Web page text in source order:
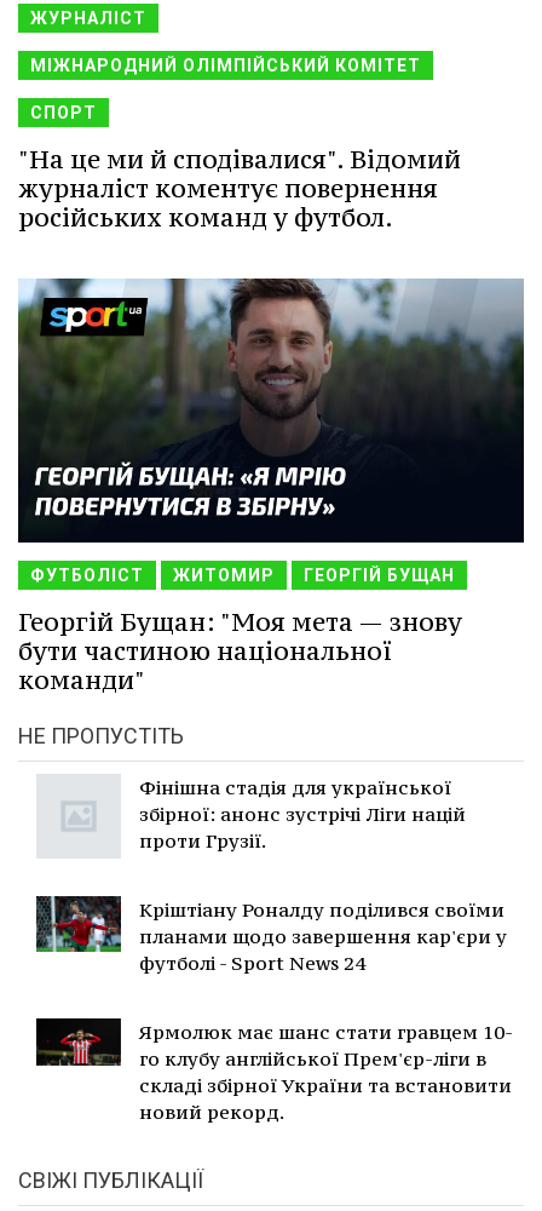
ЖУРНАЛІСТ
МІЖНАРОДНИЙ ОЛІМПІЙСЬКИЙ КОМІТЕТ
СПОРТ
"На це ми й сподівалися". Відомий
журналіст коментує повернення
російських команд у футбол.
ФУТБОЛІСТ ЖИТОМИР ГЕОРГІЙ БУЩАН
Георгій Бущан: "Моя мета — знову
бути частиною національної
команди"
НЕ ПРОПУСТІТЬ
Фінішна стадія для української
збірної: анонс зустрічі Ліги націй
проти Грузії.
Кріштіану Роналду поділився своїми
планами щодо завершення кар'єри у
футболі - Sport News 24
Ярмолюк має шанс стати гравцем 10-
го клубу англійської Прем'єр-ліги в
складі збірної України та встановити
новий рекорд.
СВІЖІ ПУБЛІКАЦІЇ